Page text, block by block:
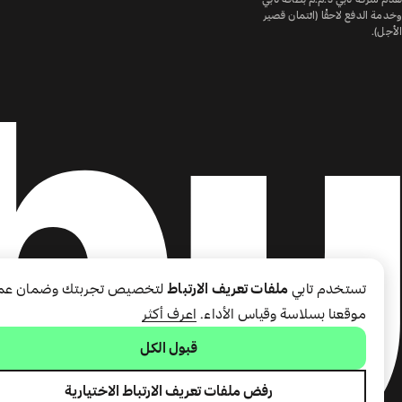
وخدمة الدفع لاحقًا (ائتمان قصير
الأجل).
تستخدم تابي ملفات تعريف الارتباطلتخصيص تجربتك وضمان
موقعنا بسلاسة وقياس الأداء. اعرف أكثر
قبول الكل
رفض ملفات تعريف الارتباط الاختيارية